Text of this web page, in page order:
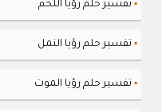
▪ تفسير حلم رؤيا اللحم
▪ تفسير حلم رؤيا النمل
▪ تفسير حلم رؤيا الموت